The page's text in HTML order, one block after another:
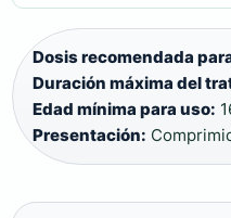
Dosis recomendada
Duración máxima del
Edad mínima para uso:
Presentación: